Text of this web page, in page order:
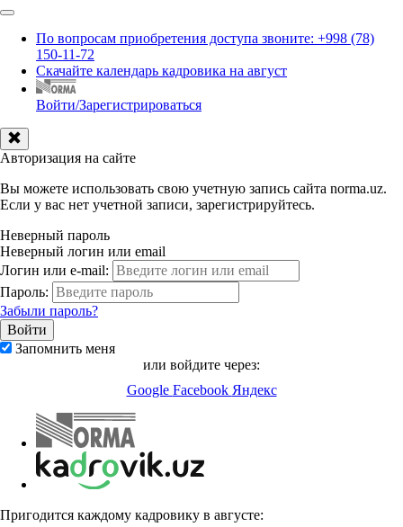
По вопросам приобретения доступа звоните: +998 (78)
150-11-72
Скачайте календарь кадровика на август
Войти/Зарегистрироваться
Авторизация на сайте
Вы можете использовать свою учетную запись сайта norma.uz.
Если у вас нет учетной записи, зарегистрируйтесь.
Неверный пароль
Неверный логин или email
Логин или e-mail:
Пароль:
Забыли пароль?
Запомнить меня
или войдите через:
Google Facebook Яндекс
Пригодится каждому кадровику в августе: